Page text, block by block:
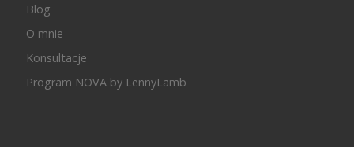
Blog
O mnie
Konsultacje
Program NOVA by LennyLamb